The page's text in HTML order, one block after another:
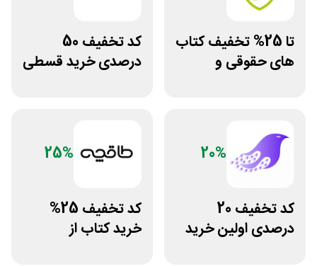
تا 25% تخفیف کتاب
های حقوقی و
کد تخفیف 50
درصدی خرید قسطی
20%
کد تخفیف 20
درصدی اولین خرید
25%
کد تخفیف 25%
خرید کتاب از